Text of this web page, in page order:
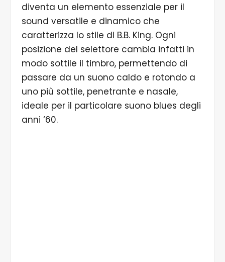
diventa un elemento essenziale per il
sound versatile e dinamico che
caratterizza lo stile di B.B. King. Ogni
posizione del selettore cambia infatti in
modo sottile il timbro, permettendo di
passare da un suono caldo e rotondo a
uno più sottile, penetrante e nasale,
ideale per il particolare suono blues degli
anni ‘60.